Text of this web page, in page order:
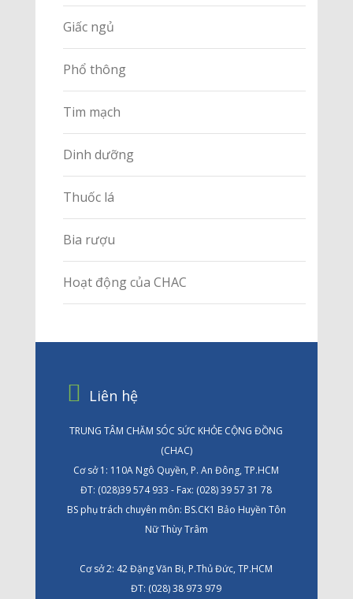
Giấc ngủ
Phổ thông
Tim mạch
Dinh dưỡng
Thuốc lá
Bia rượu
Hoạt động của CHAC
Liên hệ
TRUNG TÂM CHĂM SÓC SỨC KHỎE CỘNG ĐỒNG
(CHAC)
Cơ sở 1: 110A Ngô Quyền, P. An Đông, TP.HCM
ĐT: (028)39 574 933 - Fax: (028) 39 57 31 78
BS phụ trách chuyên môn: BS.CK1 Bảo Huyền Tôn
Nữ Thùy Trâm
Cơ sở 2: 42 Đặng Văn Bi, P.Thủ Đức, TP.HCM
ĐT: (028) 38 973 979